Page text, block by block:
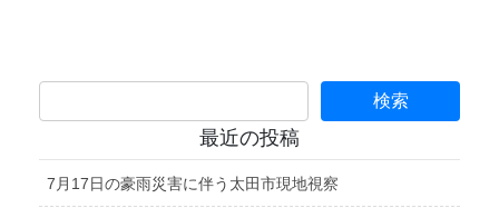
最近の投稿
7月17日の豪雨災害に伴う太田市現地視察